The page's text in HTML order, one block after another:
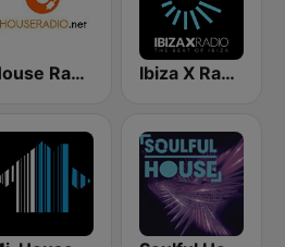
House Radio Ibiza X Radio